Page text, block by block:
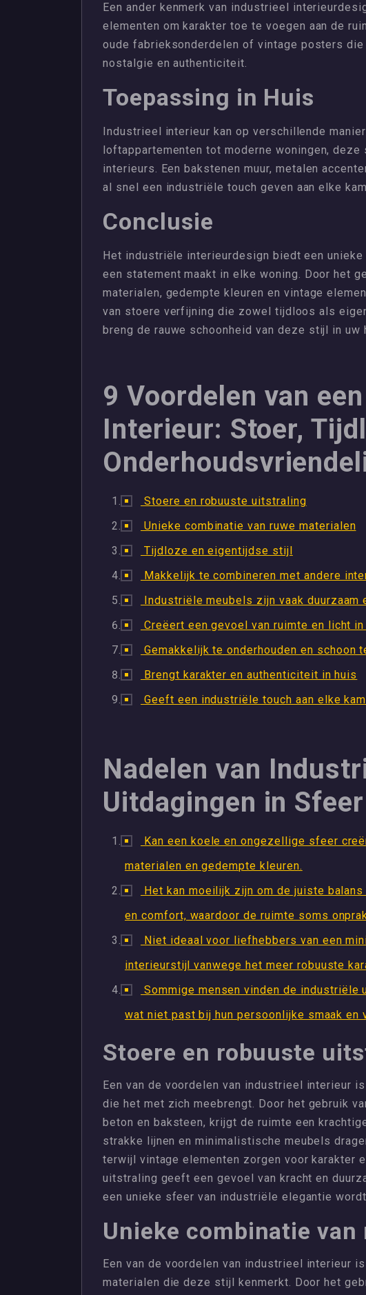
Een ander kenmerk van industrieel
elementen om karakter toe te voegen aan de
oude fabrieksonderdelen of vintage posters
nostalgie en authenticiteit.
Toepassing in Huis
Industrieel interieur kan op verschillende
loftappartementen tot moderne woningen,
interieurs. Een bakstenen muur, metalen
al snel een industriële touch geven aan elke
Conclusie
Het industriële interieurdesign biedt een
een statement maakt in elke woning. Door het
materialen, gedempte kleuren en vintage
van stoere verfijning die zowel tijdloos als
breng de rauwe schoonheid van deze stijl in uw
9 Voordelen van
Interieur: Stoer,
Stoere en robuuste uitstraling
Unieke combinatie van ruwe materialen
Tijdloze en eigentijdse stijl
Makkelijk te combineren met andere
Industriële meubels zijn vaak duurzaam
Creëert een gevoel van ruimte en licht
Gemakkelijk te onderhouden en schoon
Brengt karakter en authenticiteit in huis
Geeft een industriële touch aan elke
Nadelen van
Uitdagingen in
Kan een koele en ongezellige sfeer
materialen en gedempte kleuren.
Het kan moeilijk zijn om de juiste
en comfort, waardoor de ruimte soms
Niet ideaal voor liefhebbers van een
interieurstijl vanwege het meer robuuste
Sommige mensen vinden de industriële
wat niet past bij hun persoonlijke smaak en
Stoere en robuuste
Een van de voordelen van industrieel interieur
die het met zich meebrengt. Door het gebruik
beton en baksteen, krijgt de ruimte een
strakke lijnen en minimalistische meubels
terwijl vintage elementen zorgen voor karakter
uitstraling geeft een gevoel van kracht en
een unieke sfeer van industriële elegantie
Unieke combinatie
Een van de voordelen van industrieel interieur
materialen die deze stijl kenmerkt. Door het